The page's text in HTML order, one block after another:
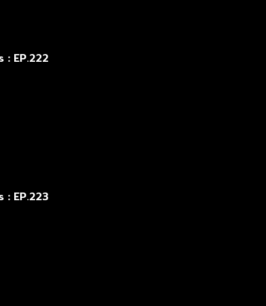
: EP.222
: EP.223